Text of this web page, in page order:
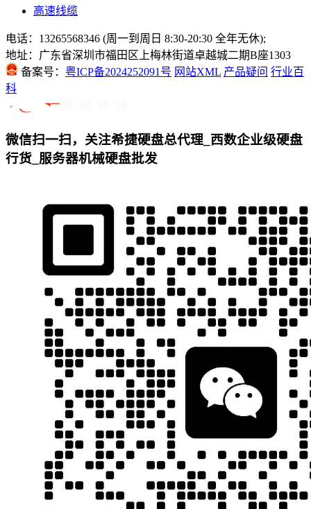
高速线缆
电话：13265568346 (周一到周日 8:30-20:30 全年无休);
地址：广东省深圳市福田区上梅林街道卓越城二期B座1303
备案号： 粤ICP备2024252091号 网站XML 产品疑问 行业百
科
微信扫一扫，关注希捷硬盘总代理_西数企业级硬盘
行货_服务器机械硬盘批发